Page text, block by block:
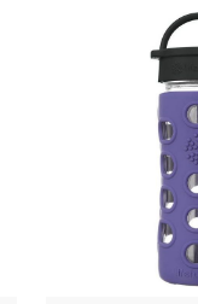
Detail